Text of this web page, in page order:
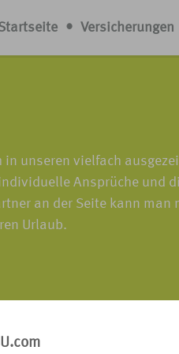
• Versicherungen
unseren vielfach
Ansprüche und
an der Seite kann man
Urlaub.